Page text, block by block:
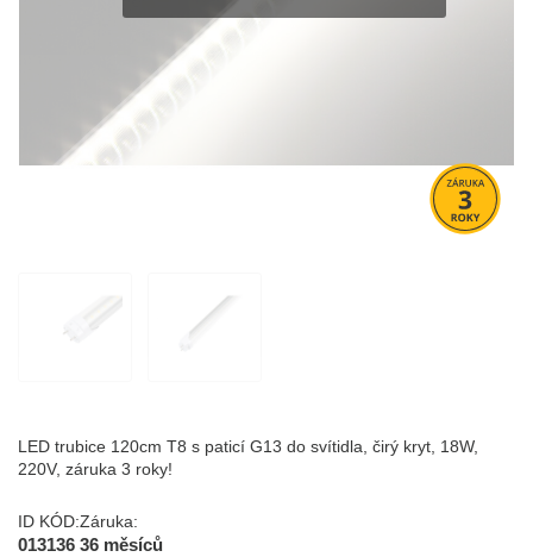
LED trubice 120cm T8 s paticí G13 do svítidla, čirý kryt, 18W,
220V, záruka 3 roky!
ID KÓD:
013136
Záruka:
36 měsíců